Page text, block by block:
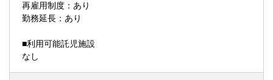
再雇用制度：あり
勤務延長：あり
■利用可能託児施設
なし